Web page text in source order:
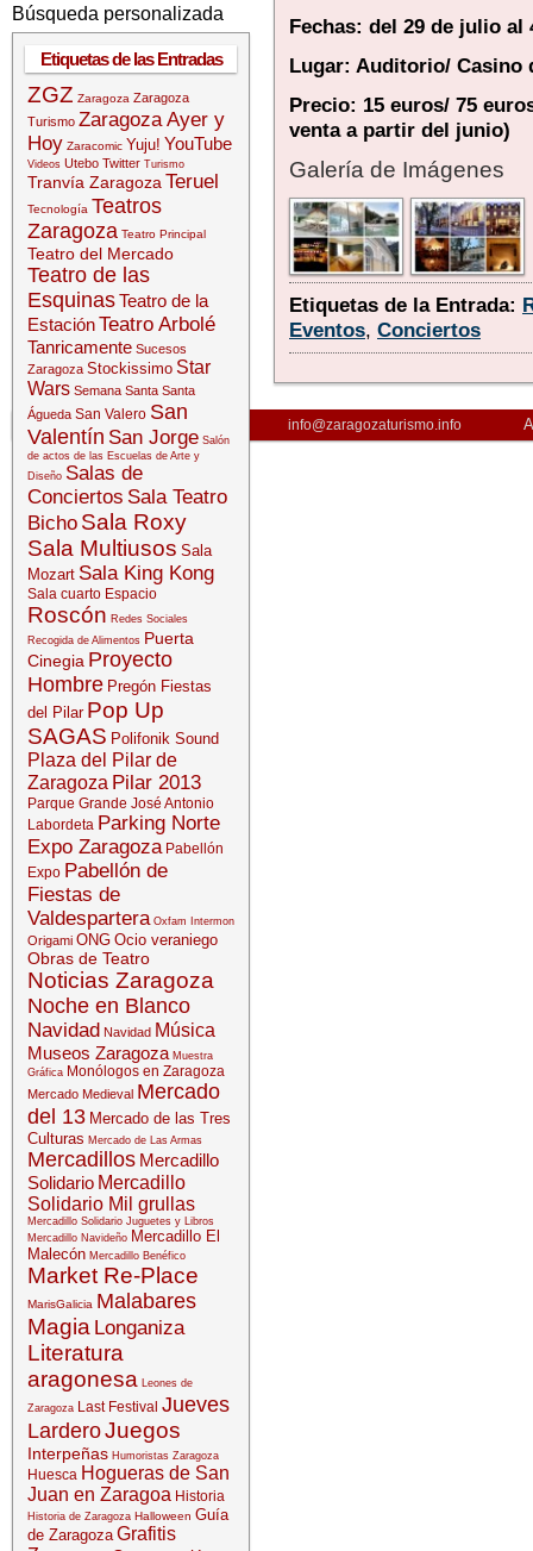
Búsqueda personalizada
Etiquetas de las Entradas
ZGZ Zaragoza Zaragoza
Turismo Zaragoza Ayer y
Hoy Zaracomic Yuju! YouTube
Videos Utebo Twitter Turismo
Tranvía Zaragoza Teruel
Tecnología Teatros
Zaragoza Teatro Principal
Teatro del Mercado
Teatro de las
EsquinasTeatro de la
EstaciónTeatro Arbolé
Tanricamente Sucesos
Zaragoza Stockissimo Star
Wars Semana Santa Santa
Águeda San Valero San
Valentín San Jorge Salón
de actos de las Escuelas de Arte y
Diseño Salas de
Conciertos Sala Teatro
Bicho Sala Roxy
Sala Multiusos Sala
Mozart Sala King Kong
Sala cuarto Espacio
Roscón Redes Sociales
Recogida de Alimentos Puerta
Cinegia Proyecto
Hombre Pregón Fiestas
del Pilar Pop Up
SAGAS Polifonik Sound
Plaza del Pilar de
Zaragoza Pilar 2013
Parque Grande José Antonio
Labordeta Parking Norte
Expo Zaragoza Pabellón
Expo Pabellón de
Fiestas de
Valdespartera Oxfam Intermon
Origami ONG Ocio veraniego
Obras de Teatro
Noticias Zaragoza
Noche en Blanco
Navidad Navidad Música
Museos Zaragoza Muestra
Gráfica Monólogos en Zaragoza
Mercado Medieval Mercado
del 13 Mercado de las Tres
Culturas Mercado de Las Armas
Mercadillos Mercadillo
Solidario Mercadillo
Solidario Mil grullas
Mercadillo Solidario Juguetes y Libros
Mercadillo Navideño Mercadillo El
Malecón Mercadillo Benéfico
Market Re-Place
MarisGalicia Malabares
Magia Longaniza
Literatura
aragonesa Leones de
Zaragoza Last Festival Jueves
LarderoJuegos
Interpeñas Humoristas Zaragoza
Huesca Hogueras de San
Juan en Zaragoa Historia
Historia de Zaragoza Halloween Guía
de Zaragoza Grafitis
Fechas: del 29 de julio al
Lugar: Auditorio/ Casino
Precio: 15 euros/ 75
venta a partir del junio)
Galería de Imágenes
Etiquetas de la Entrada:
Eventos, Conciertos
info@zaragozaturismo.info